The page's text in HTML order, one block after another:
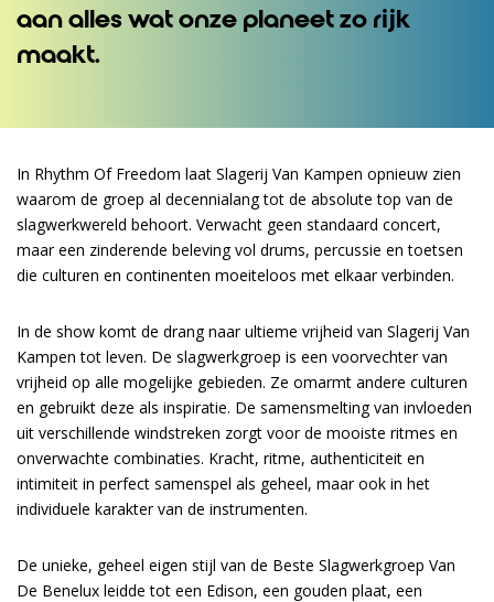
aan alles wat onze planeet zo rijk
maakt.
In Rhythm Of Freedom laat Slagerij Van Kampen opnieuw zien
waarom de groep al decennialang tot de absolute top van de
slagwerkwereld behoort. Verwacht geen standaard concert,
maar een zinderende beleving vol drums, percussie en toetsen
die culturen en continenten moeiteloos met elkaar verbinden.
In de show komt de drang naar ultieme vrijheid van Slagerij Van
Kampen tot leven. De slagwerkgroep is een voorvechter van
vrijheid op alle mogelijke gebieden. Ze omarmt andere culturen
en gebruikt deze als inspiratie. De samensmelting van invloeden
uit verschillende windstreken zorgt voor de mooiste ritmes en
onverwachte combinaties. Kracht, ritme, authenticiteit en
intimiteit in perfect samenspel als geheel, maar ook in het
individuele karakter van de instrumenten.
De unieke, geheel eigen stijl van de Beste Slagwerkgroep Van
De Benelux leidde tot een Edison, een gouden plaat, een